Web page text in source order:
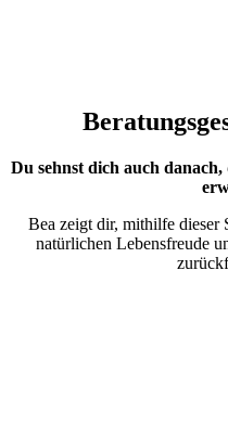
Du sehnst dich auch
Bea zeigt dir, mithilfe dieser
natürlichen Lebensfreude